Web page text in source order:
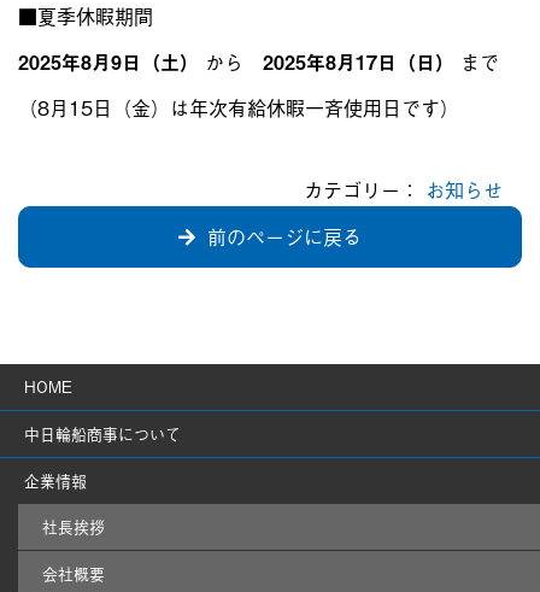
■夏季休暇期間
2025年8月9日（土）
から 2025年8月17日（日）
まで
（8月15日（金）は年次有給休暇一斉使用日です）
カテゴリー： お知らせ
前のページに戻る
HOME
中日輪船商事について
企業情報
社長挨拶
会社概要